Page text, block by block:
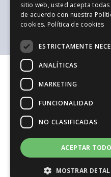
© 2026 Mutualitat dels
08430191
sitio web, usted acepta
de acuerdo con nuestra
cookies. Política de cookies
ESTRICTAMENTE
ANALÍTICAS
MARKETING
FUNCIONALIDAD
NO CLASIFICADAS
ACEPTAR TODO
MOSTRAR